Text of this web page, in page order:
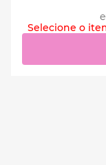
Selecione o